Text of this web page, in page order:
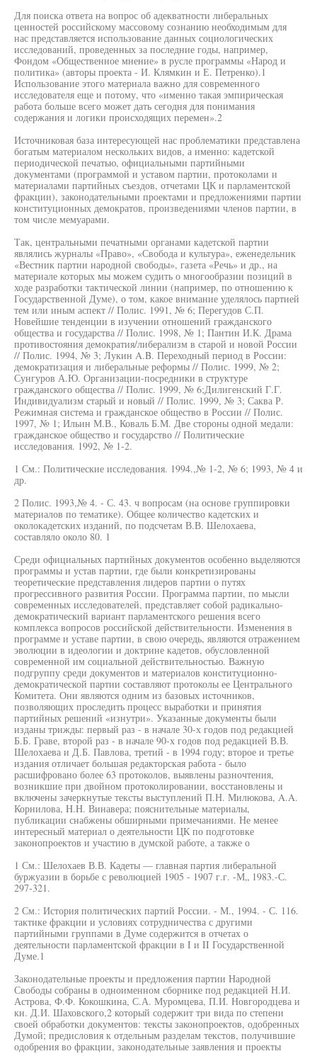
Для поиска ответа на вопрос об адекватности либеральных
ценностей российскому массовому сознанию необходимым для
нас представляется использование данных социологических
исследований, проведенных за последние годы, например,
Фондом «Общественное мнение» в русле программы «Народ и
политика» (авторы проекта - И. Клямкин и Е. Петренко).1
Использование этого материала важно для современного
исследователя еще и потому, что «именно такая эмпирическая
работа больше всего может дать сегодня для понимания
содержания и логики происходящих перемен».2
Источниковая база интересующей нас проблематики представлена
богатым материалом нескольких видов, а именно: кадетской
периодической печатью, официальными партийными
документами (программой и уставом партии, протоколами и
материалами партийных съездов, отчетами ЦК и парламентской
фракции), законодательными проектами и предложениями партии
конституционных демократов, произведениями членов партии, в
том числе мемуарами.
Так, центральными печатными органами кадетской партии
являлись журналы «Право», «Свобода и культура», еженедельник
«Вестник партии народной свободы», газета «Речь» и др., на
материале которых мы можем судить о многообразии позиций в
ходе разработки тактической линии (например, по отношению к
Государственной Думе), о том, какое внимание уделялось партией
тем или иным аспект // Полис. 1991, № 6; Перегудов С.П.
Новейшие тенденции в изучении отношений гражданского
общества и государства // Полис. 1998, № 1; Пантин И.К. Драма
противостояния демократия/либерализм в старой и новой России
// Полис. 1994, № 3; Лукин A.B. Переходный период в России:
демократизация и либеральные реформы // Полис. 1999, № 2;
Сунгуров А.Ю. Организации-посредники в структуре
гражданского общества // Полис. 1999, № 6;Дилигенский Г.Г.
Индивидуализм старый и новый // Полис. 1999, № 3; Саква Р.
Режимная система и гражданское общество в России // Полис.
1997, № 1; Ильин М.В., Коваль Б.М. Две стороны одной медали:
гражданское общество и государство // Политические
исследования. 1992, № 1-2.
1 См.: Политические исследования. 1994.,№ 1-2, № 6; 1993, № 4 и
др.
2 Полис. 1993,№ 4. - С. 43. ч вопросам (на основе группировки
материалов по тематике). Общее количество кадетских и
околокадетских изданий, по подсчетам В.В. Шелохаева,
составляло около 80. 1
Среди официальных партийных документов особенно выделяются
программы и устав партии, где были конкретизированы
теоретические представления лидеров партии о путях
прогрессивного развития России. Программа партии, по мысли
современных исследователей, представляет собой радикально-
демократический вариант парламентского решения всего
комплекса вопросов российской действительности. Изменения в
программе и уставе партии, в свою очередь, являются отражением
эволюции в идеологии и доктрине кадетов, обусловленной
современной им социальной действительностью. Важную
подгруппу среди документов и материалов конституционно-
демократической партии составляют протоколы ее Центрального
Комитета. Они являются одним из базовых источников,
позволяющих проследить процесс выработки и принятия
партийных решений «изнутри». Указанные документы были
изданы трижды: первый раз - в начале 30-х годов под редакцией
Б.Б. Граве, второй раз - в начале 90-х годов под редакцией В.В.
Шелохаева и Д.Б. Павлова, третий - в 1994 году; второе и третье
издания отличает большая редакторская работа - было
расшифровано более 63 протоколов, выявлены разночтения,
возникшие при двойном протоколировании, восстановлены и
включены зачеркнутые тексты выступлений П.Н. Милюкова, A.A.
Корнилова, H.H. Винавера; пояснительные материалы,
публикации снабжены обширными примечаниями. Не менее
интересный материал о деятельности ЦК по подготовке
законопроектов и участию в думской работе, а также о
1 См.: Шелохаев В.В. Кадеты — главная партия либеральной
буржуазии в борьбе с революцией 1905 - 1907 г.г. -М„ 1983.-С.
297-321.
2 См.: История политических партий России. - М., 1994. - С. 116.
тактике фракции и условиях сотрудничества с другими
партийными группами в Думе содержится в отчетах о
деятельности парламентской фракции в I и II Государственной
Думе.1
Законодательные проекты и предложения партии Народной
Свободы собраны в одноименном сборнике под редакцией Н.И.
Астрова, Ф.Ф. Кокошкина, С.А. Муромцева, П.И. Новгородцева и
кн. Д.И. Шаховского,2 который содержит три вида по степени
своей обработки документов: тексты законопроектов, одобренных
Думой; предисловия к отдельным разделам текстов, получившие
одобрения во фракции, законодательные заявления и проекты